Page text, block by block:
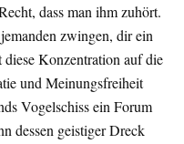
dass man ihm zuhört.
zwingen, dir ein
Konzentration auf die
und Meinungsfreiheit
Vogelschiss ein Forum
dessen geistiger Dreck